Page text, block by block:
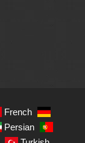
French
Persian